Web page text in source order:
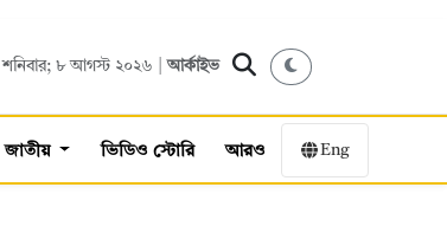
শনিবার; ৮ আগস্ট ২০২৬ |আর্কাইভ
জাতীয় ভিডিও স্টোরি আরও Eng